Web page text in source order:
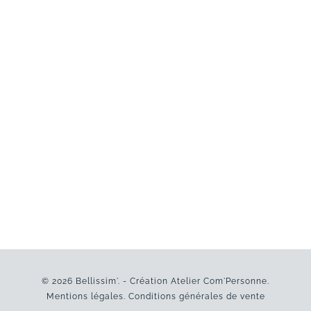
© 2026 Bellissim'. - Création Atelier Com'Personne.
Mentions légales. Conditions générales de vente